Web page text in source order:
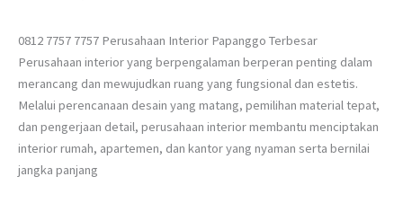
0812 7757 7757 Perusahaan Interior Papanggo Terbesar
Perusahaan interior yang berpengalaman berperan penting dalam
merancang dan mewujudkan ruang yang fungsional dan estetis.
Melalui perencanaan desain yang matang, pemilihan material tepat,
dan pengerjaan detail, perusahaan interior membantu menciptakan
interior rumah, apartemen, dan kantor yang nyaman serta bernilai
jangka panjang